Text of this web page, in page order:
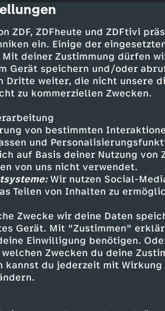
ZDF, ZDFheute und ZDFtivi
ein. Einige der
deiner Zustimmung dürfen
Gerät speichern und/oder
Dritte weiter, die nicht unsere
zu kommerziellen Zwecken.
von bestimmten
und
auf Basis deiner Nutzung von
von uns nicht verwendet.
Wir nutzen Social-
Teilen von Inhalten zu
Zwecke wir deine Daten
Gerät. Mit "Zustimmen"
Einwilligung benötigen.
Zwecken du deine
kannst du jederzeit mit
entdecken
informativ phoenix vor ort